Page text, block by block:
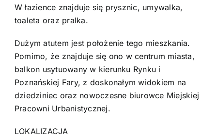
W łazience znajduje się prysznic, umywalka,
toaleta oraz pralka.
Dużym atutem jest położenie tego mieszkania.
Pomimo, że znajduje się ono w centrum miasta,
balkon usytuowany w kierunku Rynku i
Poznańskiej Fary, z doskonałym widokiem na
dziedziniec oraz nowoczesne biurowce Miejskiej
Pracowni Urbanistycznej.
LOKALIZACJA